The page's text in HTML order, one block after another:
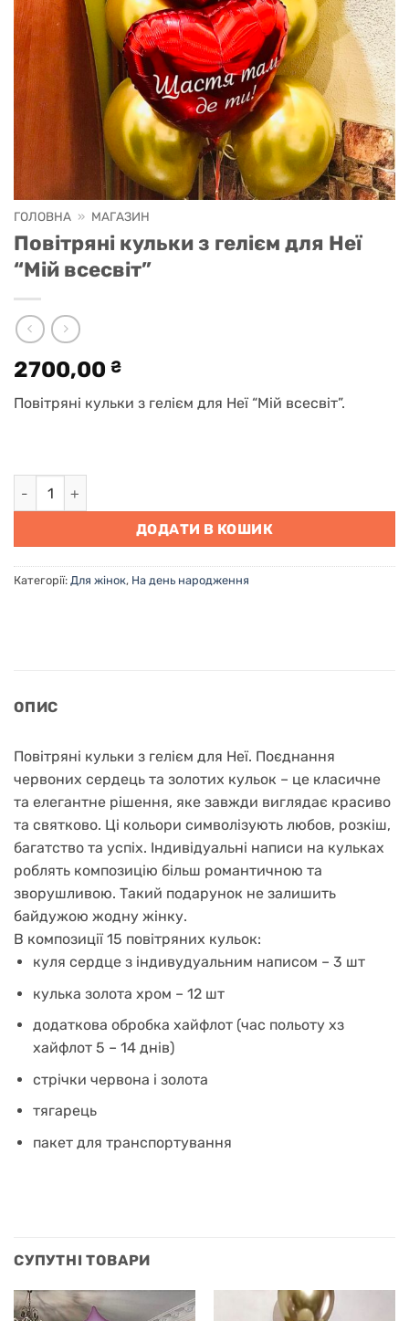
ГОЛОВНА » МАГАЗИН
Повітряні кульки з гелієм для Неї
“Мій всесвіт”
2700,00 ₴
Повітряні кульки з гелієм для Неї “Мій всесвіт”.
Повітряні кульки з гелієм для Неї "Мій всесвіт" кількість
ДОДАТИ В КОШИК
Категорії: Для жінок, На день народження
ОПИС
Повітряні кульки з гелієм для Неї. Поєднання
червоних сердець та золотих кульок – це класичне
та елегантне рішення, яке завжди виглядає красиво
та святково. Ці кольори символізують любов, розкіш,
багатство та успіх. Індивідуальні написи на кульках
роблять композицію більш романтичною та
зворушливою. Такий подарунок не залишить
байдужою жодну жінку.
В композиції 15 повітряних кульок:
куля сердце з індивудуальним написом – 3 шт
кулька золота хром – 12 шт
додаткова обробка хайфлот (час польоту хз
хайфлот 5 – 14 днів)
стрічки червона і золота
тягарець
пакет для транспортування
СУПУТНІ ТОВАРИ